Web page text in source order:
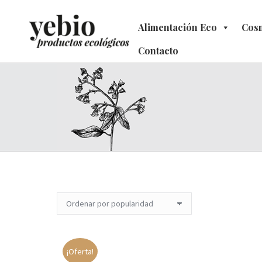
Alimentación Eco
Contacto
¡Oferta!
Alimentación Eco
Contacto